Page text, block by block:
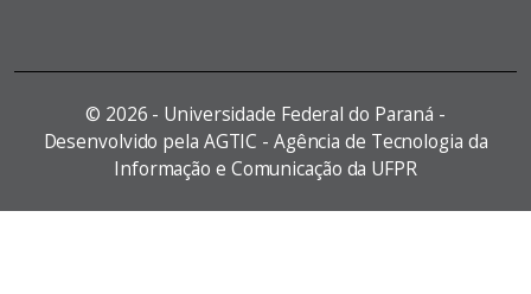
© 2026 - Universidade Federal do Paraná -
Desenvolvido pela AGTIC - Agência de Tecnologia da
Informação e Comunicação da UFPR